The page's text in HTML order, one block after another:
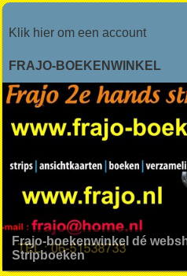
Klik hier om een account
FRAJO-BOEKENWINKEL
Frajo-boekenwinkel dé
Stripboeken